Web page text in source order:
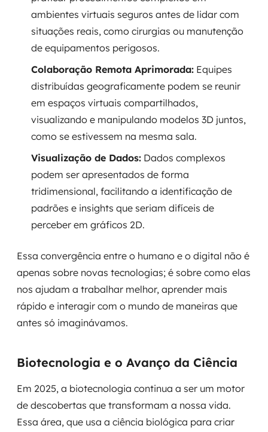
ambientes virtuais seguros antes de lidar com
situações reais, como cirurgias ou manutenção
de equipamentos perigosos.
Colaboração Remota Aprimorada: Equipes
distribuídas geograficamente podem se reunir
em espaços virtuais compartilhados,
visualizando e manipulando modelos 3D juntos,
como se estivessem na mesma sala.
Visualização de Dados: Dados complexos
podem ser apresentados de forma
tridimensional, facilitando a identificação de
padrões e insights que seriam difíceis de
perceber em gráficos 2D.
Essa convergência entre o humano e o digital não é
apenas sobre novas tecnologias; é sobre como elas
nos ajudam a trabalhar melhor, aprender mais
rápido e interagir com o mundo de maneiras que
antes só imaginávamos.
Biotecnologia e o Avanço da Ciência
Em 2025, a biotecnologia continua a ser um motor
de descobertas que transformam a nossa vida.
Essa área, que usa a ciência biológica para criar